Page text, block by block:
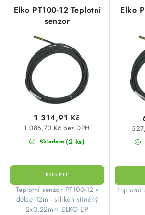
p
Elko PT100-12 Teplotní
senzor
Skladem (2 ks)
1 086,70 Kč bez DPH
1 314,91 Kč
Teplotní senzor PT100-12 v
délce 12m - silikon stíněný
2x0,22mm ELKO EP
Elko
Teplotní